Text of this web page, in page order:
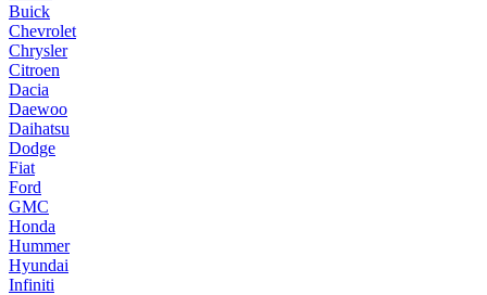
Buick
Chevrolet
Chrysler
Citroen
Dacia
Daewoo
Daihatsu
Dodge
Fiat
Ford
GMC
Honda
Hummer
Hyundai
Infiniti